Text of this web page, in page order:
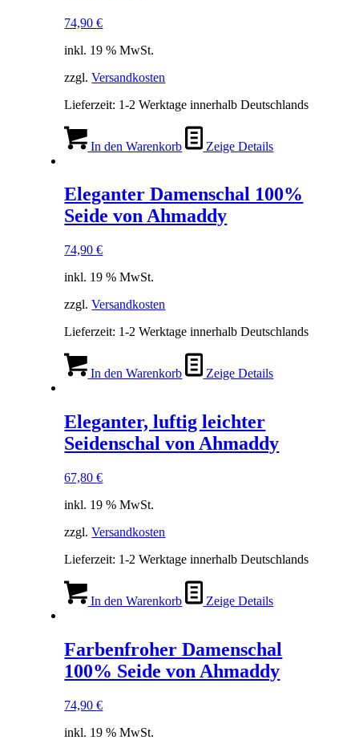
74,90€
inkl. 19 % MwSt.
zzgl.Versandkosten
Lieferzeit: 1-2 Werktage innerhalb Deutschlands
In den Warenkorb Zeige Details
Eleganter Damenschal 100%
Seide von Ahmaddy
74,90€
inkl. 19 % MwSt.
zzgl.Versandkosten
Lieferzeit: 1-2 Werktage innerhalb Deutschlands
In den Warenkorb Zeige Details
Eleganter, luftig leichter
Seidenschal von Ahmaddy
67,80€
inkl. 19 % MwSt.
zzgl.Versandkosten
Lieferzeit: 1-2 Werktage innerhalb Deutschlands
In den Warenkorb Zeige Details
Farbenfroher Damenschal
100% Seide von Ahmaddy
74,90€
inkl. 19 % MwSt.